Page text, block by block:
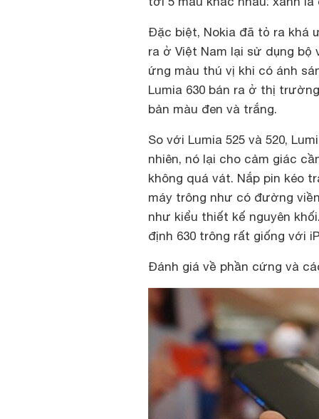
Đặc biệt, Nokia đã tỏ ra khá
ra ở Việt Nam lại sử dụng bộ
ứng màu thú vị khi có ánh
Lumia 630 bán ra ở thị
bản màu đen và trắng.
So với Lumia 525 và 520,
nhiên, nó lại cho cảm giác
không quá vát. Nắp pin kéo
máy trông như có đường
như kiểu thiết kế nguyên
định 630 trông rất giống với
Đánh giá về phần cứng và